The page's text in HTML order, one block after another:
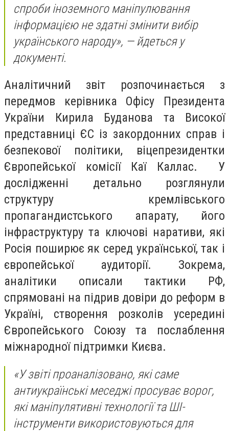
спроби іноземного маніпулювання
інформацією не здатні змінити вибір
українського народу», — йдеться у
документі.
Аналітичний звіт розпочинається з
передмов керівника Офісу Президента
України Кирила Буданова та Високої
представниці ЄС із закордонних справ і
безпекової політики, віцепрезидентки
Європейської комісії Каї Каллас. У
дослідженні детально розглянули
структуру кремлівського
пропагандистського апарату, його
інфраструктуру та ключові наративи, які
Росія поширює як серед української, так і
європейської аудиторії. Зокрема,
аналітики описали тактики РФ,
спрямовані на підрив довіри до реформ в
Україні, створення розколів усередині
Європейського Союзу та послаблення
міжнародної підтримки Києва.
«У звіті проаналізовано, які саме
антиукраїнські меседжі просуває ворог,
які маніпулятивні технології та ШІ-
інструменти використовуються для